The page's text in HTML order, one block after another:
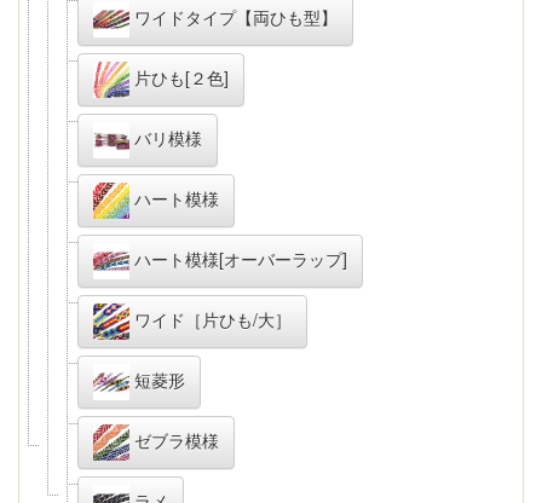
ワイドタイプ【両ひも型】
片ひも[２色]
バリ模様
ハート模様
ハート模様[オーバーラップ]
ワイド［片ひも/大］
短菱形
ゼブラ模様